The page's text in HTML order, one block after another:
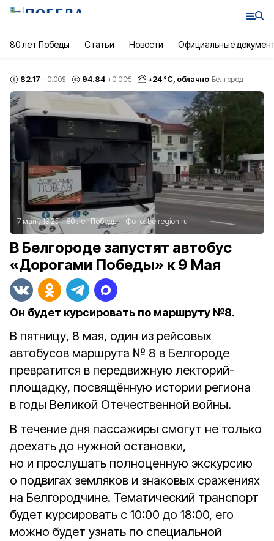
80 лет Победы Статьи Новости Официальные
82.17 +0.00$ 94.84 +0.00€ +24°С, облачно Белгород
7 мая , 13:25 80 лет Победы Фото:belregion.ru
В Белгороде запустят автобус
«Дорогами Победы» к 9 Мая
Он будет курсировать по маршруту №8.
В пятницу, 8 мая, один из рейсовых
автобусов маршрута № 8 в Белгороде
превратится в передвижную лекторий-
площадку, посвящённую истории региона
в годы Великой Отечественной войны.
В течение дня пассажиры смогут не только
доехать до нужной остановки,
но и прослушать полноценную экскурсию
о подвигах земляков и знаковых сражениях
на Белгородчине. Тематический транспорт
будет курсировать с 10:00 до 18:00, его
можно будет узнать по специальной